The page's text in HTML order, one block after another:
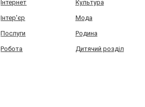
Інтернет Культура
Інтер'єр Мода
Послуги Родина
Робота Дитячий розділ